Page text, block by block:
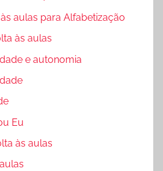
aulas para Alfabetização
às aulas
e autonomia
Eu
às aulas